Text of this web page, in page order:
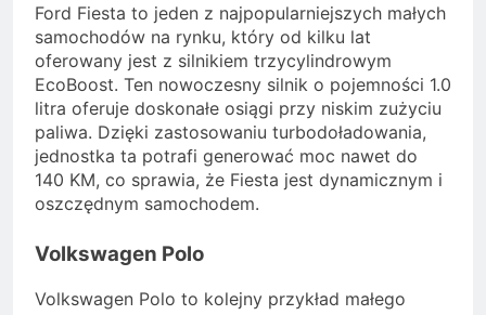
Ford Fiesta to jeden z najpopularniejszych małych
samochodów na rynku, który od kilku lat
oferowany jest z silnikiem trzycylindrowym
EcoBoost. Ten nowoczesny silnik o pojemności 1.0
litra oferuje doskonałe osiągi przy niskim zużyciu
paliwa. Dzięki zastosowaniu turbodoładowania,
jednostka ta potrafi generować moc nawet do
140 KM, co sprawia, że Fiesta jest dynamicznym i
oszczędnym samochodem.
Volkswagen Polo
Volkswagen Polo to kolejny przykład małego